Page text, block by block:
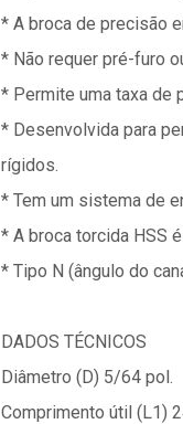
* A broca de precisão
* Não requer pré-furo
* Permite uma taxa de
* Desenvolvida para
rígidos.
* Tem um sistema de
* A broca torcida HSS
* Tipo N (ângulo do
DADOS TÉCNICOS
Diâmetro (D) 5/64 pol.
Comprimento útil (L1)